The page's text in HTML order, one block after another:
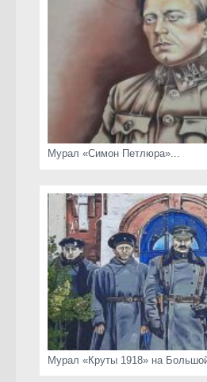
Мурал «Симон Петлюра»...
Мурал «Круты 1918» на